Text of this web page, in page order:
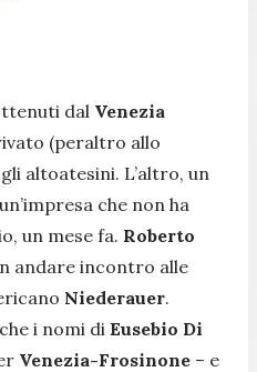
dal Venezia
(peraltro allo
altoatesini. L’altro, un
che non ha
un mese fa. Roberto
andare incontro alle
Niederauer.
i nomi di Eusebio Di
Venezia-Frosinone – e